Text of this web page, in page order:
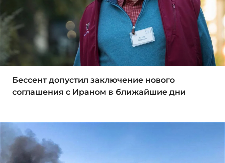
Бессент допустил заключение нового
соглашения с Ираном в ближайшие дни